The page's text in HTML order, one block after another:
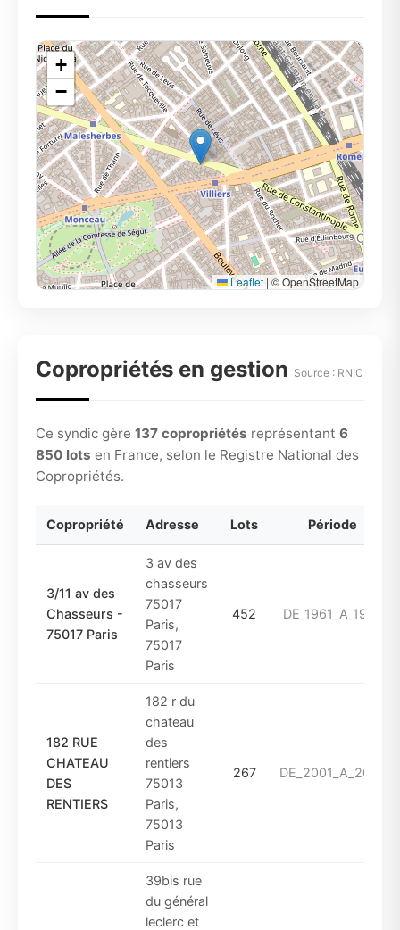
+
−
Leaflet | © OpenStreetMap
Copropriétés en gestion Source : RNIC
Ce syndic gère 137 copropriétés représentant 6
850 lots en France, selon le Registre National des
Copropriétés.
Copropriété Adresse Lots Période
3/11 av des
Chasseurs -
75017 Paris
3 av des
chasseurs
75017
Paris,
75017
Paris
452 DE_1961_A_1974
182 RUE
CHATEAU
DES
RENTIERS
182 r du
chateau
des
rentiers
75013
Paris,
75013
Paris
267 DE_2001_A_2010
39bis rue
du général
leclerc et